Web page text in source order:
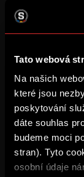
Tato webová
Na našich
které jsou
poskytování
dáte souhlas
budeme moci
stran). Tyto
osobní údaje
ZÁŘÍ 2019